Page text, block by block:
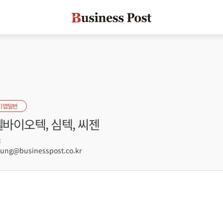
업일반
이오텍, 심텍, 씨젠